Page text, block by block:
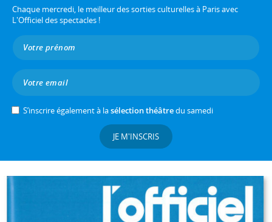
Chaque mercredi, le meilleur des sorties culturelles à Paris avec
L'Officiel des spectacles !
S’inscrire également à lasélection théâtredu samedi
JE M'INSCRIS